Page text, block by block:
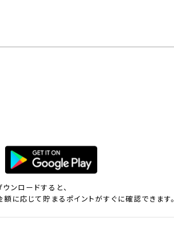
ンロードすると、
に応じて貯まるポイントがすぐに確認できます。